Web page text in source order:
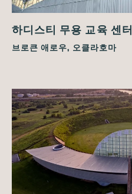
하디스티 무용 교육 센터
브로큰 애로우, 오클라호마